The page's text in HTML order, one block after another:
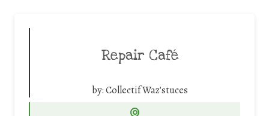
Repair Café
by:Collectif Waz'stuces